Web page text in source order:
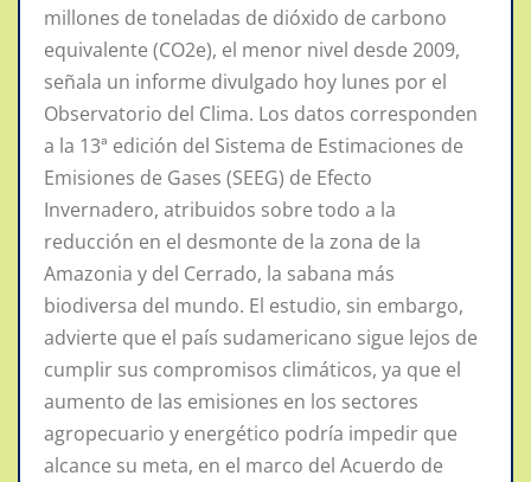
millones de toneladas de dióxido de carbono
equivalente (CO2e), el menor nivel desde 2009,
señala un informe divulgado hoy lunes por el
Observatorio del Clima. Los datos corresponden
a la 13ª edición del Sistema de Estimaciones de
Emisiones de Gases (SEEG) de Efecto
Invernadero, atribuidos sobre todo a la
reducción en el desmonte de la zona de la
Amazonia y del Cerrado, la sabana más
biodiversa del mundo. El estudio, sin embargo,
advierte que el país sudamericano sigue lejos de
cumplir sus compromisos climáticos, ya que el
aumento de las emisiones en los sectores
agropecuario y energético podría impedir que
alcance su meta, en el marco del Acuerdo de